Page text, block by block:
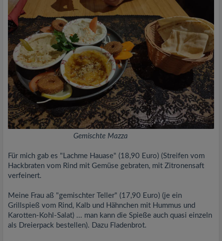
Gemischte Mazza
Für mich gab es "Lachme Hauase" (18,90 Euro) (Streifen vom
Hackbraten vom Rind mit Gemüse gebraten, mit Zitronensaft
verfeinert.
Meine Frau aß "gemischter Teller" (17,90 Euro) (je ein
Grillspieß vom Rind, Kalb und Hähnchen mit Hummus und
Karotten-Kohl-Salat) ... man kann die Spieße auch quasi einzeln
als Dreierpack bestellen). Dazu Fladenbrot.